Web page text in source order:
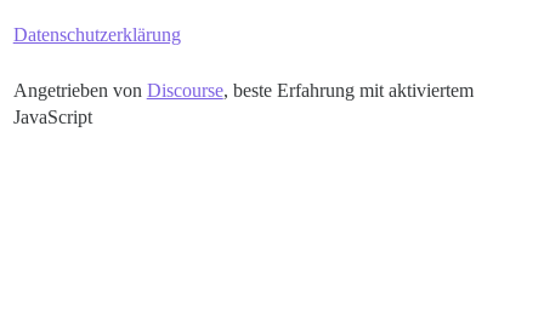
Datenschutzerklärung
Angetrieben von Discourse, beste Erfahrung mit aktiviertem
JavaScript